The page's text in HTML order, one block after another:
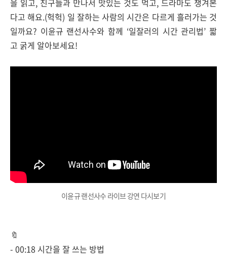
을 읽고, 친구들과 만나서 맛있는 것도 먹고, 드라마도 챙겨본
다고 해요.(헉헉) 일 잘하는 사람의 시간은 다르게 흘러가는 것
일까요? 이윤규 랜선사수와 함께 ‘일잘러의 시간 관리법’ 짧
고 굵게 알아보세요!
이윤규 랜선사수 라이브 강연 다시보기
🔖
- 00:18 시간을 잘 쓰는 방법